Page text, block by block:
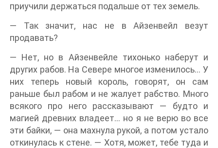
приучили держаться подальше от тех земель.
— Так значит, нас не в Айзенвейл везут
продавать?
— Нет, но в Айзенвейле тихонько наберут и
других рабов. На Севере многое изменилось… У
них теперь новый король, говорят, он сам
раньше был рабом и не жалует рабство. Много
всякого про него рассказывают — будто и
магией древних владеет… но я не верю во все
эти байки, — она махнула рукой, а потом устало
откинулась к стене. — Хотя, может, тебе туда и